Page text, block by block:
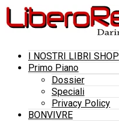
I NOSTRI LIBRI SHOP
Primo Piano
Dossier
Speciali
Privacy Policy
BONVIVRE